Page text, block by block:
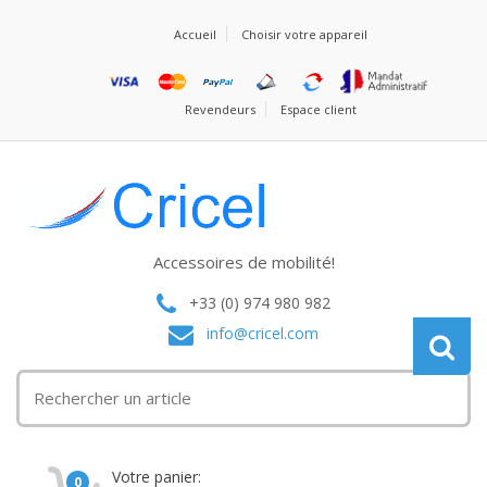
Accueil Choisir votre appareil
Revendeurs Espace client
Accessoires de mobilité!
+33 (0) 974 980 982
info@cricel.com
0 Votre panier: